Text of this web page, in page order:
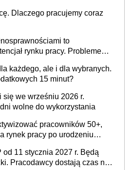
Dlaczego pracujemy coraz
to
rynku pracy. Problemem
po stronie systemu i
[WYWIAD]
każdego, ale i dla wybranych.
15 minut?
się we wrześniu 2026 r.
wolne do wykorzystania
pracowników 50+,
rynek pracy po urodzeniu
Fundusz na rzecz
11 stycznia 2027 r. Będą
Pracodawcy dostają czas na